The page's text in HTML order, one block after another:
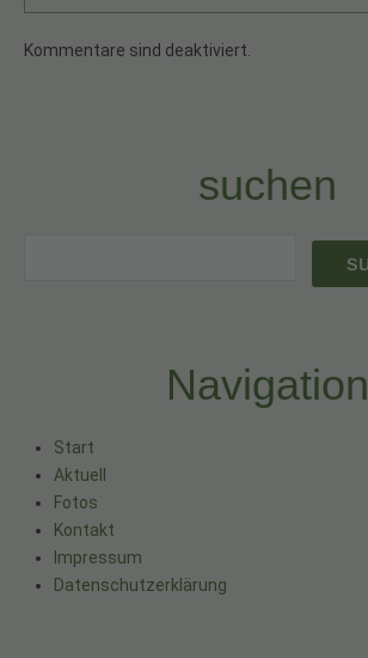
Kommentare sind deaktiviert.
suchen
Navigation
Start
Aktuell
Fotos
Kontakt
Impressum
Datenschutzerklärung